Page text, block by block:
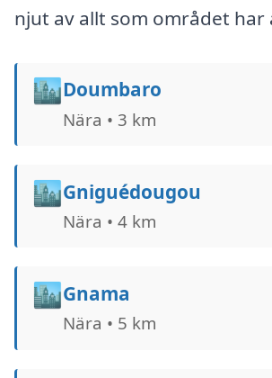
njut av allt som området har
🏙️Doumbaro
Nära • 3 km
🏙️Gniguédougou
Nära • 4 km
🏙️Gnama
Nära • 5 km